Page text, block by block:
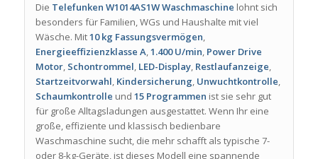
Die Telefunken W1014AS1W Waschmaschine lohnt sich
besonders für Familien, WGs und Haushalte mit viel
Wäsche. Mit10 kg Fassungsvermögen,
Energieeffizienzklasse A,1.400 U/min, Power Drive
Motor, Schontrommel, LED-Display, Restlaufanzeige,
Startzeitvorwahl, Kindersicherung, Unwuchtkontrolle,
Schaumkontrolle und 15 Programmen ist sie sehr gut
für große Alltagsladungen ausgestattet. Wenn Ihr eine
große, effiziente und klassisch bedienbare
Waschmaschine sucht, die mehr schafft als typische 7-
oder 8-kg-Geräte, ist dieses Modell eine spannende